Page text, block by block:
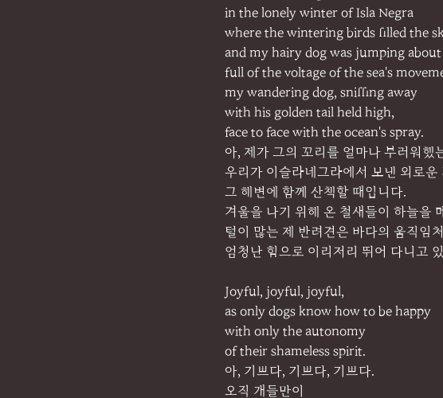
in the lonely winter of Isla Negra
where the wintering birds filled the
and my hairy dog was jumping about
full of the voltage of the sea's
my wandering dog, sniffing away
with his golden tail held high,
face to face with the ocean's spray.
아, 제가 그의 꼬리를 얼마나 부러워했
우리가 이슬라네그라에서 보낸 외로운
그 해변에 함께 산책할 때입니다.
겨울을 나기 위해 온 철새들이 하늘을
털이 많는 제 반려견은 바다의 움직임
엄청난 힘으로 이리저리 뛰어 다니고
Joyful, joyful, joyful,
as only dogs know how to be happy
with only the autonomy
of their shameless spirit.
아, 기쁘다, 기쁘다, 기쁘다.
오직 개들만이